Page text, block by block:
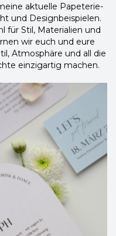
aktuelle Papeterie-
und Designbeispielen.
für Stil, Materialien und
wir euch und eure
Atmosphäre und all die
einzigartig machen.